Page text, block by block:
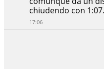
chiudendo con
17:06